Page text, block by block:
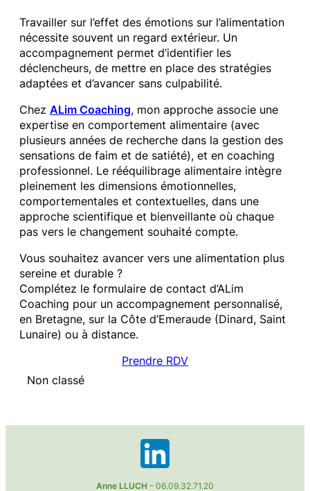
Travailler sur l’effet des émotions sur l’alimentation
nécessite souvent un regard extérieur. Un
accompagnement permet d’identifier les
déclencheurs, de mettre en place des stratégies
adaptées et d’avancer sans culpabilité.
Chez ALim Coaching, mon approche associe une
expertise en comportement alimentaire (avec
plusieurs années de recherche dans la gestion des
sensations de faim et de satiété), et en coaching
professionnel. Le rééquilibrage alimentaire intègre
pleinement les dimensions émotionnelles,
comportementales et contextuelles, dans une
approche scientifique et bienveillante où chaque
pas vers le changement souhaité compte.
Vous souhaitez avancer vers une alimentation plus
sereine et durable ?
Complétez le formulaire de contact d’ALim
Coaching pour un accompagnement personnalisé,
en Bretagne, sur la Côte d’Emeraude (Dinard, Saint
Lunaire) ou à distance.
Prendre RDV
Non classé
Anne LLUCH – 06.09.32.71.20